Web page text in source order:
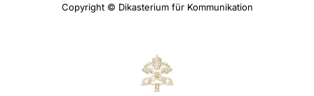
Copyright © Dikasterium für Kommunikation